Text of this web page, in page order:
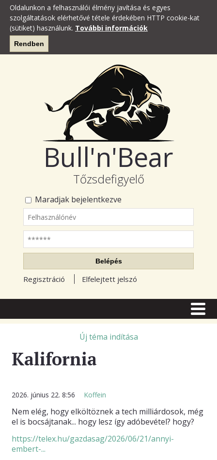
Oldalunkon a felhasználói élmény javítása és egyes
szolgáltatások elérhetővé tétele érdekében HTTP cookie-kat
(sütiket) használunk. További információk
Rendben
Bull'n'Bear
Tőzsdefigyelő
Maradjak bejelentkezve
Felhasználónév
Jelszó
Belépés
Regisztráció Elfelejtett jelszó
TŐZSDE FÓRUM
RSS OLVASÓ
BLOGOK
ELŐFIZETÉS
KAPCSOLAT
Új téma indítása
Kalifornia
2026. június 22. 8:56 Koffein
Nem elég, hogy elköltöznek a tech milliárdosok, még
el is bocsájtanak... hogy lesz így adóbevétel? hogy?
https://telex.hu/gazdasag/2026/06/21/annyi-
embert-...